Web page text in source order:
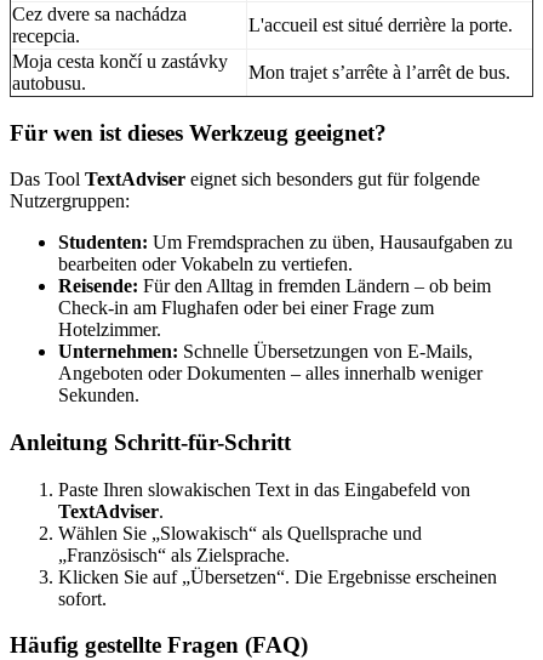
Cez dvere sa nachádza
recepcia.
L'accueil est situé derrière la porte.
Moja cesta končí u zastávky
autobusu.
Mon trajet s’arrête à l’arrêt de bus.
Für wen ist dieses Werkzeug geeignet?
Das Tool TextAdviser eignet sich besonders gut für folgende
Nutzergruppen:
Studenten: Um Fremdsprachen zu üben, Hausaufgaben zu
bearbeiten oder Vokabeln zu vertiefen.
Reisende: Für den Alltag in fremden Ländern – ob beim
Check-in am Flughafen oder bei einer Frage zum
Hotelzimmer.
Unternehmen: Schnelle Übersetzungen von E-Mails,
Angeboten oder Dokumenten – alles innerhalb weniger
Sekunden.
Anleitung Schritt-für-Schritt
Paste Ihren slowakischen Text in das Eingabefeld von
TextAdviser.
Wählen Sie „Slowakisch“ als Quellsprache und
„Französisch“ als Zielsprache.
Klicken Sie auf „Übersetzen“. Die Ergebnisse erscheinen
sofort.
Häufig gestellte Fragen (FAQ)